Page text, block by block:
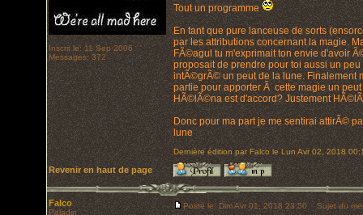
Inscrit le: 11 Sep 2006
Messages: 372
Tout un programme
En tant que pure lanceuse de sorts
par les attributions concernant la magie.
FÃ©agul tu m'exprimait ton envie d'avoir
proposait de prendre pour toi aussi un
intÃ©grÃ© un peut de la lune. Finalement
partie pour apporter Ã cette magie un
HÃ©lÃ©na est d'accord? Justement
Donc pour ma part je me sentirai attirÃ©
lune
Dernière édition par Falco le Lun Avr 02, 2018
Revenir en haut de page
Falco
Paladin
Posté le: Dim Avr 01, 2018 23:50 Sujet du